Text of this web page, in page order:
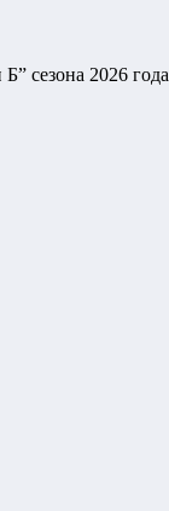
сезона 2026 года